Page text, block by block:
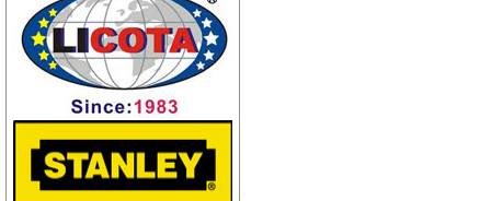
Thang nhôm rút gọn Xstep
XT-380
Thang nhôm rút gọn Hakachi
HT-380
Thang nhôm rút đơn Nikawa
NK-38 New